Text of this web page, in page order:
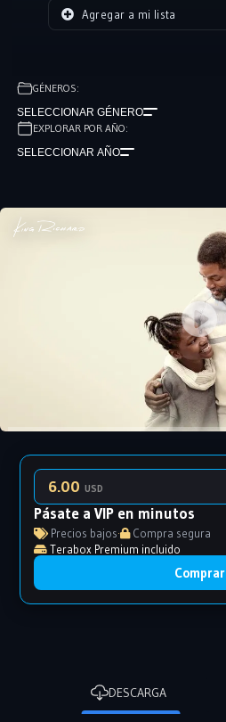
Agregar a mi lista
GÉNEROS:
SELECCIONAR GÉNERO
EXPLORAR POR AÑO:
SELECCIONAR AÑO
6.00USD
Pásate a VIP en minutos
Precios bajos·
Compra segura
Terabox Premium incluido
Comprar
DESCARGA